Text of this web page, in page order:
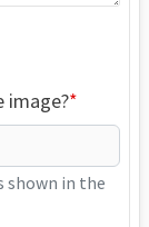
image?
shown in the